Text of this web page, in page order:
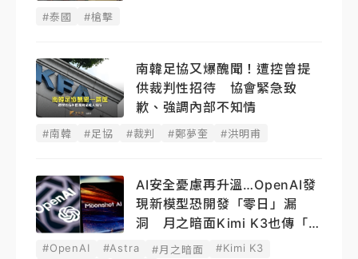
#泰國 #槍擊
南韓足協又爆醜聞！遭控曾提
供裁判性招待 協會緊急致
歉、強調內部不知情
#南韓 #足協 #裁判 #鄭夢奎 #洪明甫
AI安全憂慮再升溫…OpenAI發
現新模型恐開發「零日」漏
洞 月之暗面Kimi K3也傳「越
獄」
#OpenAI #Astra #月之暗面
#Kimi K3